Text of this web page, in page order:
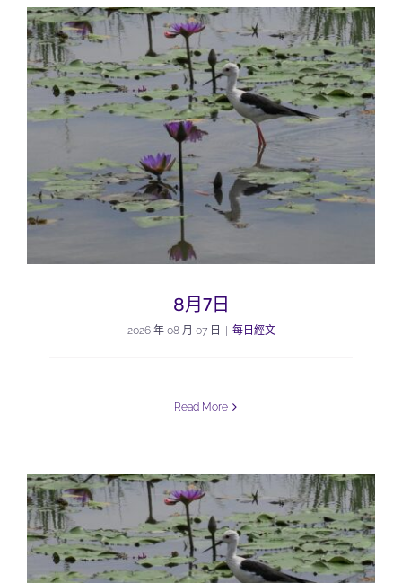
8月7日
2026 年 08 月 07 日 每日經文
Read More